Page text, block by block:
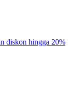
diskon hingga 20%